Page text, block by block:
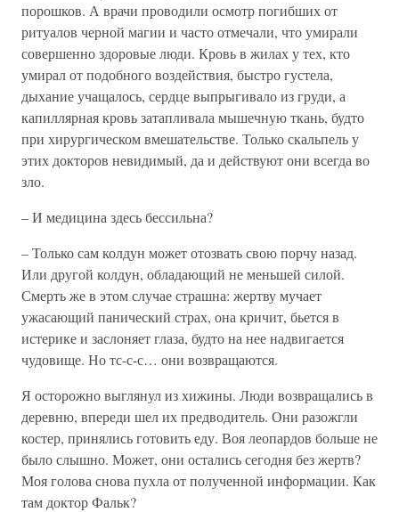
порошков. А врачи проводили осмотр погибших от
ритуалов черной магии и часто отмечали, что умирали
совершенно здоровые люди. Кровь в жилах у тех, кто
умирал от подобного воздействия, быстро густела,
дыхание учащалось, сердце выпрыгивало из груди, а
капиллярная кровь затапливала мышечную ткань, будто
при хирургическом вмешательстве. Только скальпель у
этих докторов невидимый, да и действуют они всегда во
зло.
– И медицина здесь бессильна?
– Только сам колдун может отозвать свою порчу назад.
Или другой колдун, обладающий не меньшей силой.
Смерть же в этом случае страшна: жертву мучает
ужасающий панический страх, она кричит, бьется в
истерике и заслоняет глаза, будто на нее надвигается
чудовище. Но тс-с-с… они возвращаются.
Я осторожно выглянул из хижины. Люди возвращались в
деревню, впереди шел их предводитель. Они разожгли
костер, принялись готовить еду. Воя леопардов больше не
было слышно. Может, они остались сегодня без жертв?
Моя голова снова пухла от полученной информации. Как
там доктор Фальк?